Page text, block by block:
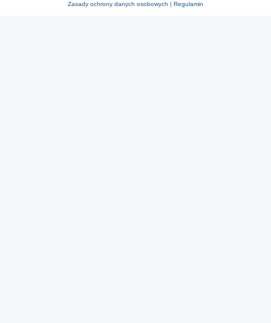
Zasady ochrony danych osobowych | Regulamin